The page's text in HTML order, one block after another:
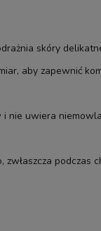
skóry
aby zapewnić
i nie uwiera
podczas